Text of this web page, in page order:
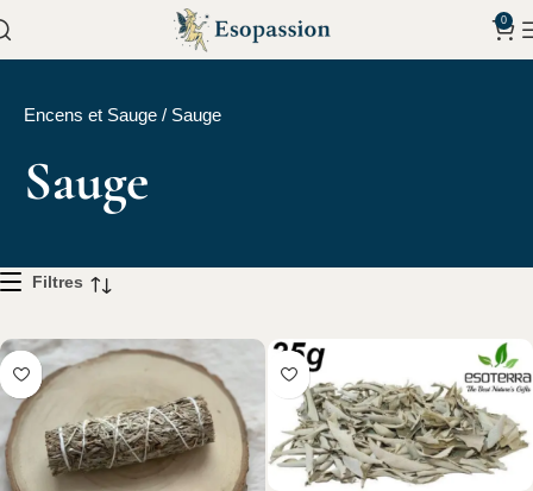
0
Encens et Sauge / Sauge
Sauge
Filtres